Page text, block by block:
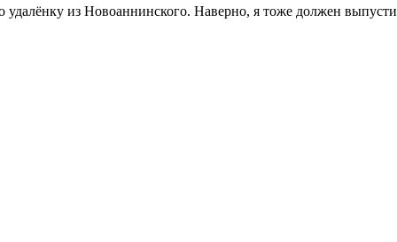
удалёнку из Новоаннинского. Наверно, я тоже должен